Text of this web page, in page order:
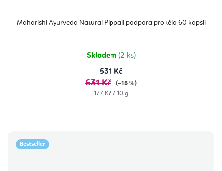
Maharishi Ayurveda Natural Pippali podpora pro tělo 60 kapslí
Skladem (2 ks)
531 Kč
631 Kč
(–15 %)
Měrná
177 Kč / 10 g
Bestseller